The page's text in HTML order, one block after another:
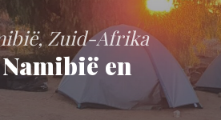
Zuid-Afrika
en